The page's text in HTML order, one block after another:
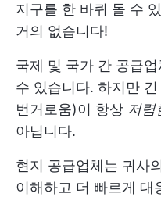
지구를 한 바퀴 돌 수
거의 없습니다!
국제 및 국가 간 공급
수 있습니다. 하지만
번거로움)이 항상 저렴
아닙니다.
현지 공급업체는 귀사
이해하고 더 빠르게 대